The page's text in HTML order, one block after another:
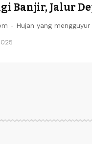
Banjir, Jalur
- Hujan yang